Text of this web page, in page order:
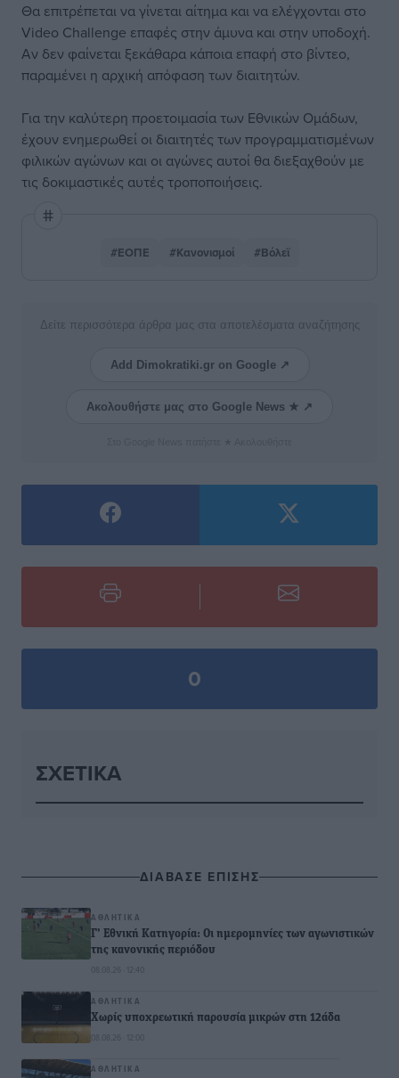
Θα επιτρέπεται να γίνεται αίτημα και να ελέγχονται στο
Video Challenge επαφές στην άμυνα και στην υποδοχή.
Αν δεν φαίνεται ξεκάθαρα κάποια επαφή στο βίντεο,
παραμένει η αρχική απόφαση των διαιτητών.
Για την καλύτερη προετοιμασία των Εθνικών Ομάδων,
έχουν ενημερωθεί οι διαιτητές των προγραμματισμένων
φιλικών αγώνων και οι αγώνες αυτοί θα διεξαχθούν με
τις δοκιμαστικές αυτές τροποποιήσεις.
#ΕΟΠΕ #Κανονισμοί #Βόλεϊ
Δείτε περισσότερα άρθρα μας στα αποτελέσματα αναζήτησης
Add Dimokratiki.gr on Google ↗
Ακολουθήστε μας στο Google News ★ ↗
0
ΣΧΕΤΙΚΆ
ΔΙΑΒΑΣΕ ΕΠΙΣΗΣ
ΑΘΛΗΤΙΚΆ
Γ’ Εθνική Κατηγορία: Οι ημερομηνίες των αγωνιστικών
της κανονικής περιόδου
08.08.26 · 12:40
ΑΘΛΗΤΙΚΆ
Χωρίς υποχρεωτική παρουσία μικρών στη 12άδα
08.08.26 · 12:00
ΑΘΛΗΤΙΚΆ